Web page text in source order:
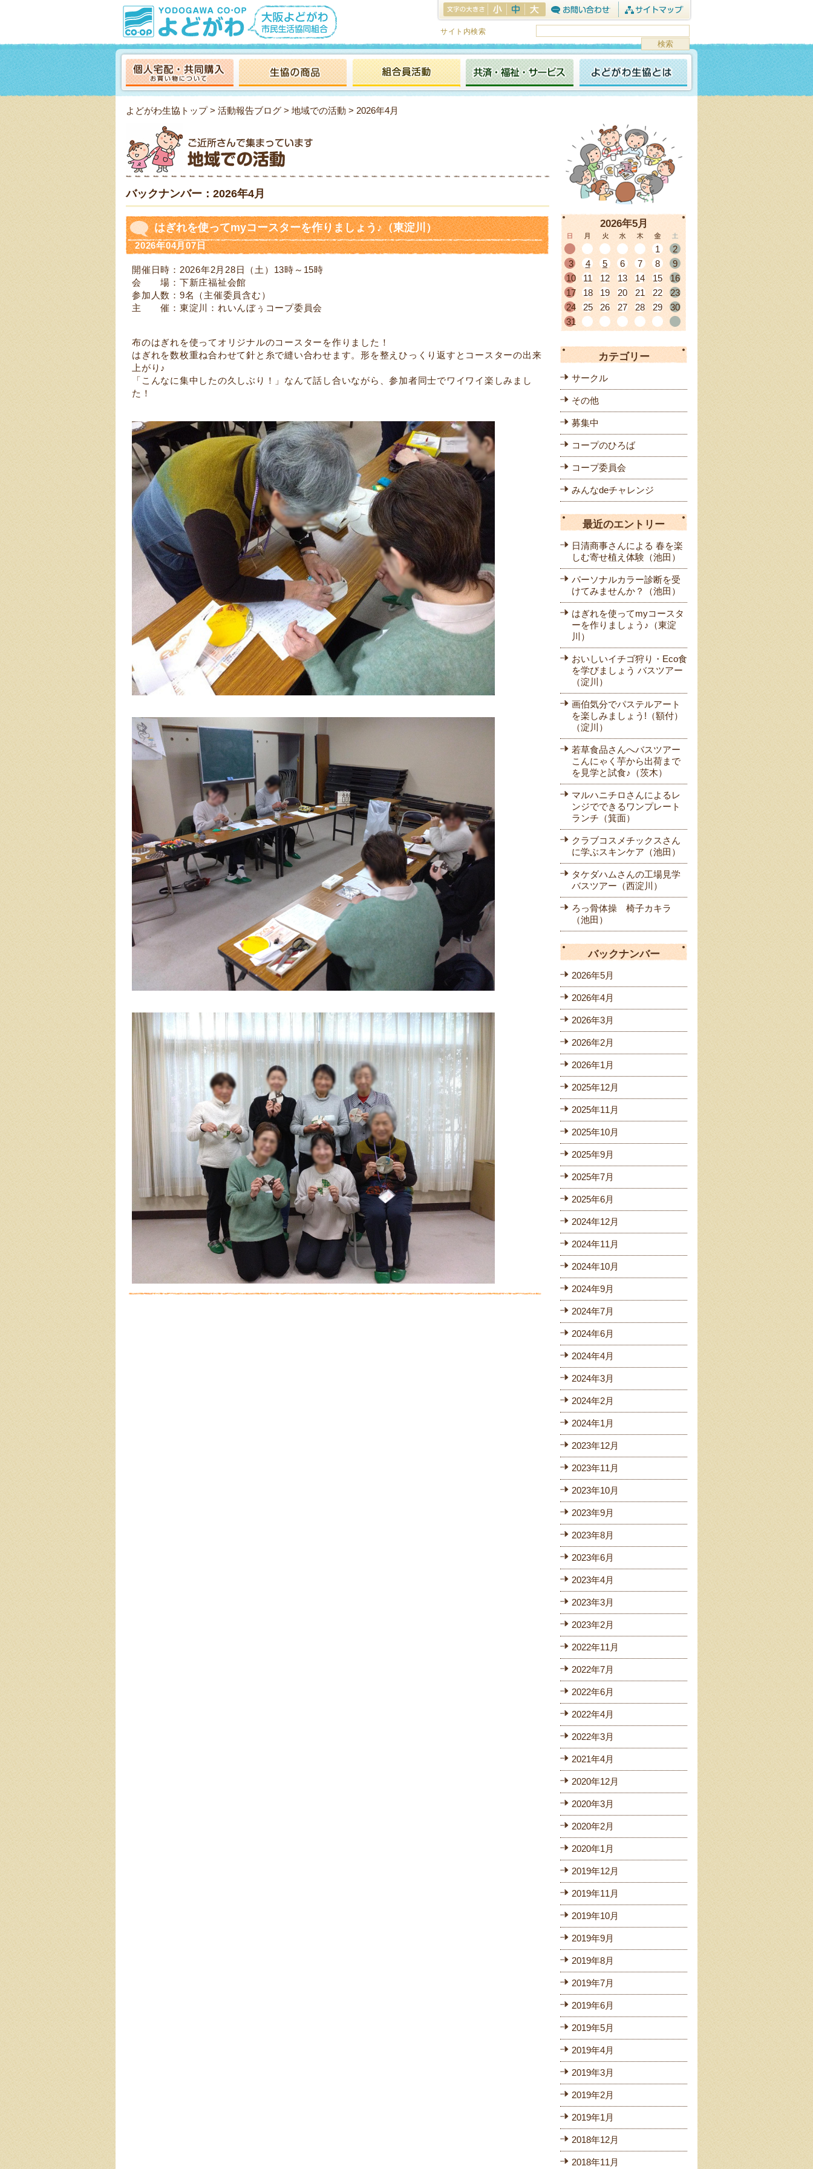
サイト内検索
よどがわ生協トップ> 活動報告ブログ > 地域での活動 > 2026年4月
バックナンバー：2026年4月
はぎれを使ってmyコースターを作りましょう♪（東淀川）
2026年04月07日
開催日時：2026年2月28日（土）13時～15時
会 場：下新庄福祉会館
参加人数：9名（主催委員含む）
主 催：東淀川：れいんぼぅコープ委員会
布のはぎれを使ってオリジナルのコースターを作りました！
はぎれを数枚重ね合わせて針と糸で縫い合わせます。形を整えひっくり返すとコースターの出来
上がり♪
「こんなに集中したの久しぶり！」なんて話し合いながら、参加者同士でワイワイ楽しみまし
た！
2026年5月
1
2
3
4 5 6 7 8
9
10
11 12 13 14 15
16
17
18 19 20 21 22
23
24
25 26 27 28 29
30
31
カテゴリー
サークル
その他
募集中
コープのひろば
コープ委員会
みんなdeチャレンジ
最近のエントリー
日清商事さんによる 春を楽
しむ寄せ植え体験（池田）
パーソナルカラー診断を受
けてみませんか？（池田）
はぎれを使ってmyコースタ
ーを作りましょう♪（東淀
川）
おいしいイチゴ狩り・Eco食
を学びましょう バスツアー
（淀川）
画伯気分でパステルアート
を楽しみましょう!（額付）
（淀川）
若草食品さんへバスツアー
こんにゃく芋から出荷まで
を見学と試食♪（茨木）
マルハニチロさんによるレ
ンジでできるワンプレート
ランチ（箕面）
クラブコスメチックスさん
に学ぶスキンケア（池田）
タケダハムさんの工場見学
バスツアー（西淀川）
ろっ骨体操 椅子カキラ
（池田）
バックナンバー
2026年5月
2026年4月
2026年3月
2026年2月
2026年1月
2025年12月
2025年11月
2025年10月
2025年9月
2025年7月
2025年6月
2024年12月
2024年11月
2024年10月
2024年9月
2024年7月
2024年6月
2024年4月
2024年3月
2024年2月
2024年1月
2023年12月
2023年11月
2023年10月
2023年9月
2023年8月
2023年6月
2023年4月
2023年3月
2023年2月
2022年11月
2022年7月
2022年6月
2022年4月
2022年3月
2021年4月
2020年12月
2020年3月
2020年2月
2020年1月
2019年12月
2019年11月
2019年10月
2019年9月
2019年8月
2019年7月
2019年6月
2019年5月
2019年4月
2019年3月
2019年2月
2019年1月
2018年12月
2018年11月